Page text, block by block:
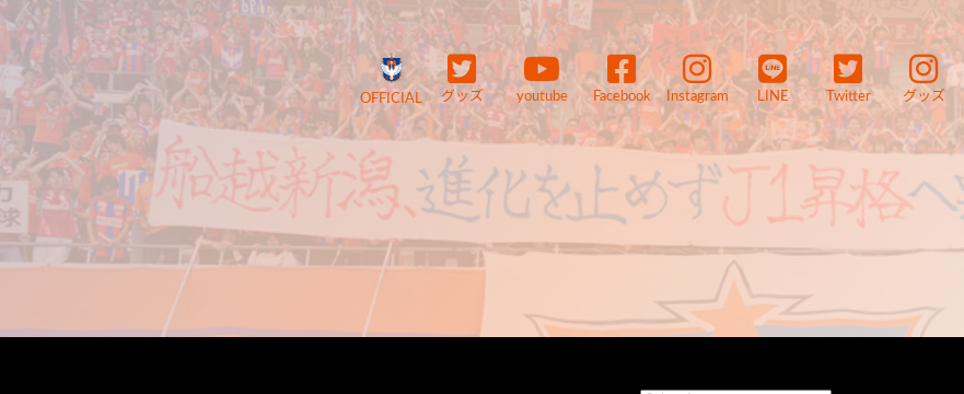
OFFICIAL グッズ youtube Facebook Instagram LINE Twitter グッズ